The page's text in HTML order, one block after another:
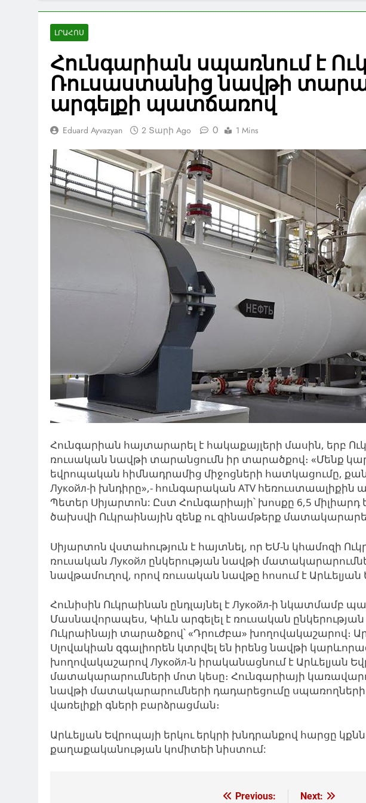
ԼՐԱՀՈՍ
Հունգարիան սպառնում է
Ռուսաստանից նավթի
արգելքի պատճառով
Eduard Ayvazyan 2 Տարի Ago 0 1 Mins
Հունգարիան հայտարարել է հակաքայլերի մասին, երբ
ռուսական նավթի տարանցումն իր տարածքով։ «Մենք
եվրոպական հիմնադրամից միջոցների հատկացումը, քանի
Лукойл-ի խնդիրը»,- հունգարական ATV
Պետեր Սիյարտոն: Ըստ Հունգարիայի՝ խոսքը 6,5 միլիարդ
ծախսվի Ուկրաինային զենք ու զինամթերք
Սիյարտոն վստահություն է հայտնել, որ ԵՄ-ն կհամոզի
ռուսական Лукойл ընկերության նավթի
նավթամուղով, որով ռուսական նավթը հոսում է
Հունիսին Ուկրաինան ընդլայնել է Лукойл-ի նկատմամբ
Մասնավորապես, Կիևն արգելել է ռուսական
Ուկրաինայի տարածքով՝ «Դրուժբա» խողովակաշարով։
Սլովակիան զգալիորեն կտրվել են իրենց նավթի
խողովակաշարով Лукойл-ն իրականացնում է Արևելյան
մատակարարումների մոտ կեսը։ Հունգարիայի
նավթի մատակարարումների դադարեցումը սպառողների
վառելիքի գների բարձրացման։
Արևելյան Եվրոպայի երկու երկրի խնդրանքով հարցը
քաղաքականության կոմիտեի նիստում:
Previous: Next: